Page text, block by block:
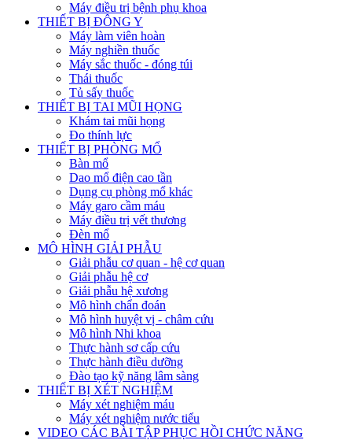
Máy điều trị bệnh phụ khoa
THIẾT BỊ ĐÔNG Y
Máy làm viên hoàn
Máy nghiền thuốc
Máy sắc thuốc - đóng túi
Thái thuốc
Tủ sấy thuốc
THIẾT BỊ TAI MŨI HỌNG
Khám tai mũi họng
Đo thính lực
THIẾT BỊ PHÒNG MỔ
Bàn mổ
Dao mổ điện cao tần
Dụng cụ phòng mổ khác
Máy garo cầm máu
Máy điều trị vết thương
Đèn mổ
MÔ HÌNH GIẢI PHẪU
Giải phẫu cơ quan - hệ cơ quan
Giải phẫu hệ cơ
Giải phẫu hệ xương
Mô hình chẩn đoán
Mô hình huyệt vị - châm cứu
Mô hình Nhi khoa
Thực hành sơ cấp cứu
Thực hành điều dưỡng
Đào tạo kỹ năng lâm sàng
THIẾT BỊ XÉT NGHIỆM
Máy xét nghiệm máu
Máy xét nghiệm nước tiểu
VIDEO CÁC BÀI TẬP PHỤC HỒI CHỨC NĂNG